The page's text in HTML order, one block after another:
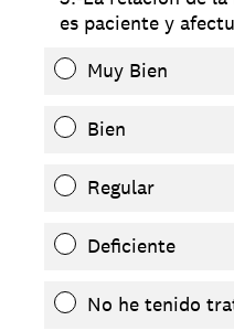
es paciente y
Muy Bien
Bien
Regular
Deficiente
No he tenido